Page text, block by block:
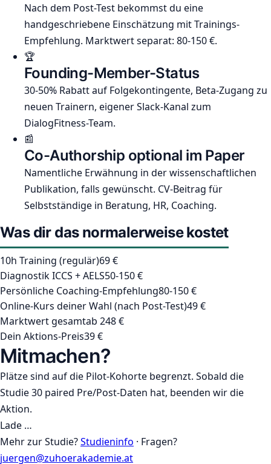
Nach dem Post-Test bekommst du eine
handgeschriebene Einschätzung mit Trainings-
Empfehlung. Marktwert separat: 80-150 €.
🏆
Founding-Member-Status
30-50% Rabatt auf Folgekontingente, Beta-Zugang zu
neuen Trainern, eigener Slack-Kanal zum
DialogFitness-Team.
📰
Co-Authorship optional im Paper
Namentliche Erwähnung in der wissenschaftlichen
Publikation, falls gewünscht. CV-Beitrag für
Selbstständige in Beratung, HR, Coaching.
Was dir das normalerweise kostet
10h Training (regulär)69 €
Diagnostik ICCS + AELS50-150 €
Persönliche Coaching-Empfehlung80-150 €
Online-Kurs deiner Wahl (nach Post-Test)49 €
Marktwert gesamtab 248 €
Dein Aktions-Preis39 €
Mitmachen?
Plätze sind auf die Pilot-Kohorte begrenzt. Sobald die
Studie 30 paired Pre/Post-Daten hat, beenden wir die
Aktion.
Lade …
Mehr zur Studie?Studieninfo · Fragen?
juergen@zuhoerakademie.at